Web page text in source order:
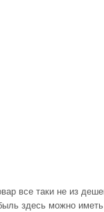
все таки не из
здесь можно